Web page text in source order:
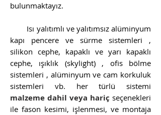
bulunmaktayız.
Isı yalıtımlı ve yalıtımsız alüminyum
kapı pencere ve sürme sistemleri ,
silikon cephe, kapaklı ve yarı kapaklı
cephe, ışıklık (skylight) , ofis bölme
sistemleri , alüminyum ve cam korkuluk
sistemleri vb. her türlü sistemi
malzeme dahil veya hariç seçenekleri
ile fason kesimi, işlenmesi, ve montaja